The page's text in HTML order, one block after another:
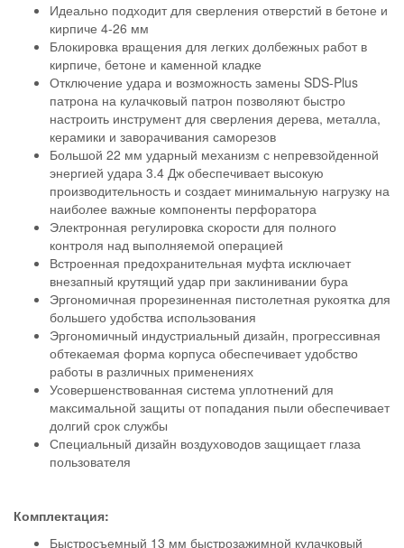
Идеально подходит для сверления отверстий в бетоне и
кирпиче 4-26 мм
Блокировка вращения для легких долбежных работ в
кирпиче, бетоне и каменной кладке
Отключение удара и возможность замены SDS-Plus
патрона на кулачковый патрон позволяют быстро
настроить инструмент для сверления дерева, металла,
керамики и заворачивания саморезов
Большой 22 мм ударный механизм с непревзойденной
энергией удара 3.4 Дж обеспечивает высокую
производительность и создает минимальную нагрузку на
наиболее важные компоненты перфоратора
Электронная регулировка скорости для полного
контроля над выполняемой операцией
Встроенная предохранительная муфта исключает
внезапный крутящий удар при заклинивании бура
Эргономичная прорезиненная пистолетная рукоятка для
большего удобства использования
Эргономичный индустриальный дизайн, прогрессивная
обтекаемая форма корпуса обеспечивает удобство
работы в различных применениях
Усовершенствованная система уплотнений для
максимальной защиты от попадания пыли обеспечивает
долгий срок службы
Специальный дизайн воздуховодов защищает глаза
пользователя
Комплектация:
Быстросъемный 13 мм быстрозажимной кулачковый